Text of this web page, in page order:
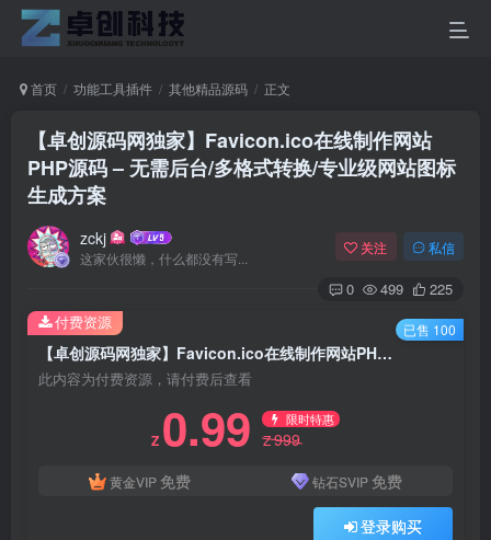
首页 功能工具插件 其他精品源码 正文
【卓创源码网独家】Favicon.ico在线制作网站
PHP源码 – 无需后台/多格式转换/专业级网站图标
生成方案
zckj
这家伙很懒，什么都没有写...
关注 私信
0 499 225
【卓创源码网独家】Favicon.ico在线制作网站PHP源码 – 无需后台/多格式转换/专业级网站图标生成方案
此内容为付费资源，请付费后查看
Z 0.99 限时特惠
Z999
黄金VIP 免费 钻石SVIP 免费
登录购买
付费资源 已售 100